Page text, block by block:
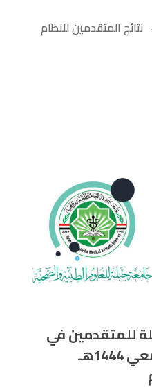
نتائج المتقدمين للنظام
للمتقدمين في
كلية الطب للعام الجامعي 1444هـ